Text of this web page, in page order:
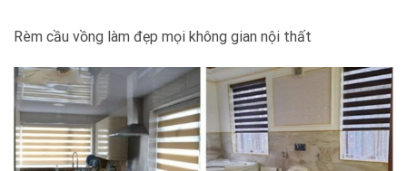
Rèm cầu vồng làm đẹp mọi không gian nội thất